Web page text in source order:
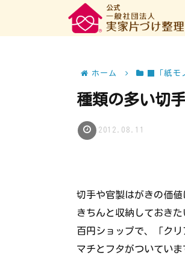
ホーム ■「紙モ
種類の多い切
2012.08.11
切手や官製はがきの価値
きちんと収納しておきた
百円ショップで、「クリ
マチとフタがついていま